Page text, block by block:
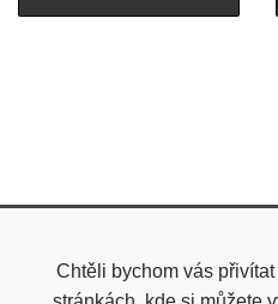
Chtěli bychom vás